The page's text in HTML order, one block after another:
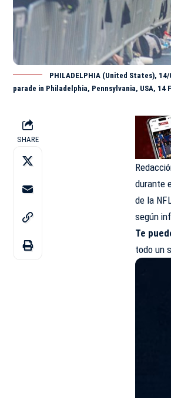
PHILADELPHIA (United States),
parade in Philadelphia, Pennsylvania, USA, 14
SHARE
durante
de la
según
Te
todo un